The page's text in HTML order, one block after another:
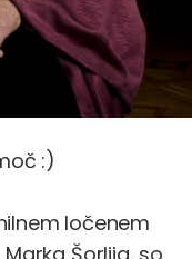
:)
ločenem